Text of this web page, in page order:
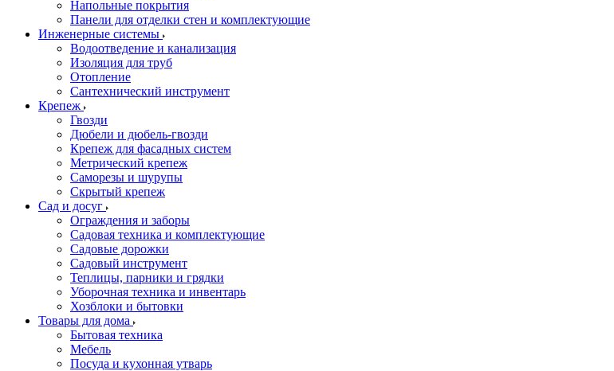
Напольные покрытия
Панели для отделки стен и комплектующие
Инженерные системы
Водоотведение и канализация
Изоляция для труб
Отопление
Сантехнический инструмент
Крепеж
Гвозди
Дюбели и дюбель-гвозди
Крепеж для фасадных систем
Метрический крепеж
Саморезы и шурупы
Скрытый крепеж
Сад и досуг
Ограждения и заборы
Садовая техника и комплектующие
Садовые дорожки
Садовый инструмент
Теплицы, парники и грядки
Уборочная техника и инвентарь
Хозблоки и бытовки
Товары для дома
Бытовая техника
Мебель
Посуда и кухонная утварь